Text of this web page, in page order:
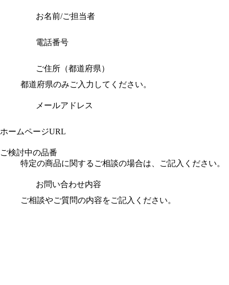
お名前/ご担当者
電話番号
ご住所（都道府県）
都道府県のみご入力してください。
メールアドレス
ホームページURL
ご検討中の品番
特定の商品に関するご相談の場合は、ご記入ください。
お問い合わせ内容
ご相談やご質問の内容をご記入ください。